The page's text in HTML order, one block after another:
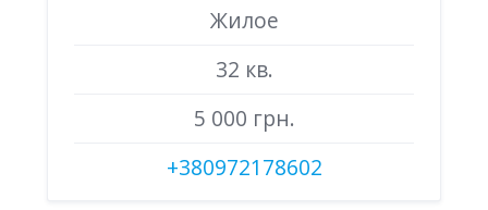
Жилое
32 кв.
5 000 грн.
+380972178602